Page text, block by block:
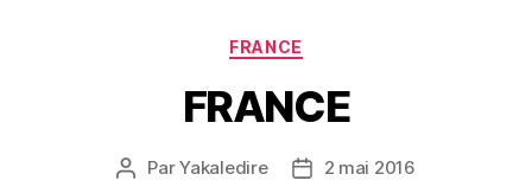
Catégories
FRANCE
FRANCE
Auteur
ParYakaledire
Date2 mai 2016